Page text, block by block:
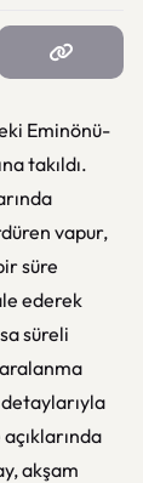
Eminönü-
takıldı.
vapur,
süre
ederek
süreli
akşam